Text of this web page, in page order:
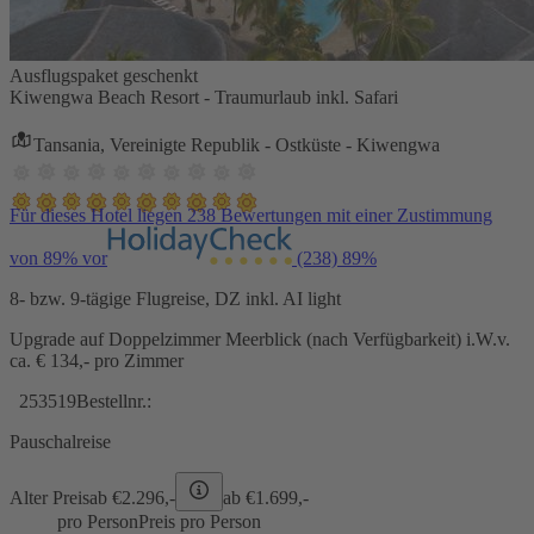
Ausflugspaket geschenkt
Kiwengwa Beach Resort - Traumurlaub inkl. Safari
Tansania, Vereinigte Republik - Ostküste - Kiwengwa
Für dieses Hotel liegen 238 Bewertungen mit einer Zustimmung
von 89% vor (238) 89%
8- bzw. 9-tägige Flugreise, DZ inkl. AI light
Upgrade auf Doppelzimmer Meerblick (nach Verfügbarkeit) i.W.v.
ca. € 134,- pro Zimmer
253519Bestellnr.:
Pauschalreise
Alter Preisab €2.296,- ab €1.699,-
pro PersonPreis pro Person